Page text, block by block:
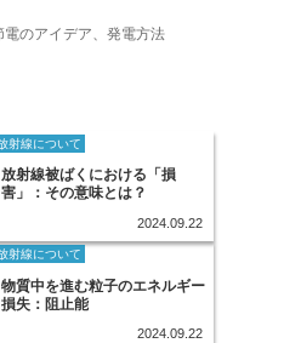
のアイデア、発電方法
射線について
放射線被ばくにおける「損
害」：その意味とは？
2024.09.22
射線について
物質中を進む粒子のエネルギー
損失：阻止能
2024.09.22